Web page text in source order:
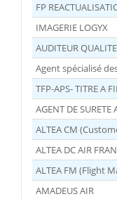
FP
IMAGERIE LOGYX
AUDITEUR QUALITE
Agent spécialisé
TFP-APS- TITRE A
AGENT DE SURETE
ALTEA CM
ALTEA DC AIR
ALTEA FM (Flight
AMADEUS AIR